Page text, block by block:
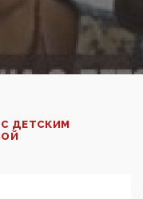
С ДЕТСКИМ